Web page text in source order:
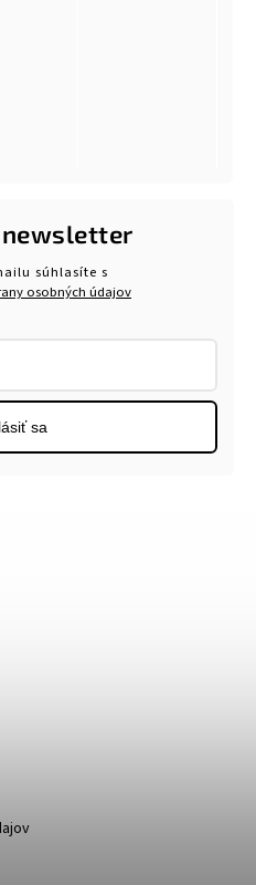
súhlasíte s
osobných údajov
sa